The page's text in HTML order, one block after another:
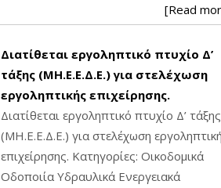
[Read
Διατίθεται εργοληπτικό πτυχίο Δ’
τάξης (ΜΗ.Ε.Ε.Δ.Ε.) για στελέχωση
εργοληπτικής επιχείρησης.
Διατίθεται εργοληπτικό πτυχίο Δ’ τάξης
(ΜΗ.Ε.Ε.Δ.Ε.) για στελέχωση
επιχείρησης. Κατηγορίες: Οικοδομικά
Οδοποιία Υδραυλικά Ενεργειακά
Διάρκεια: 12
Εισηγητής:
Τιμή από:
Διάρκεια: 6 ώρες